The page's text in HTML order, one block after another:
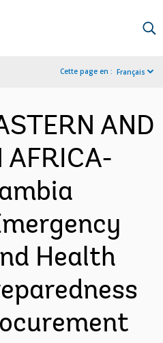
Cette page en : Français
AND
AFRICA-
Health